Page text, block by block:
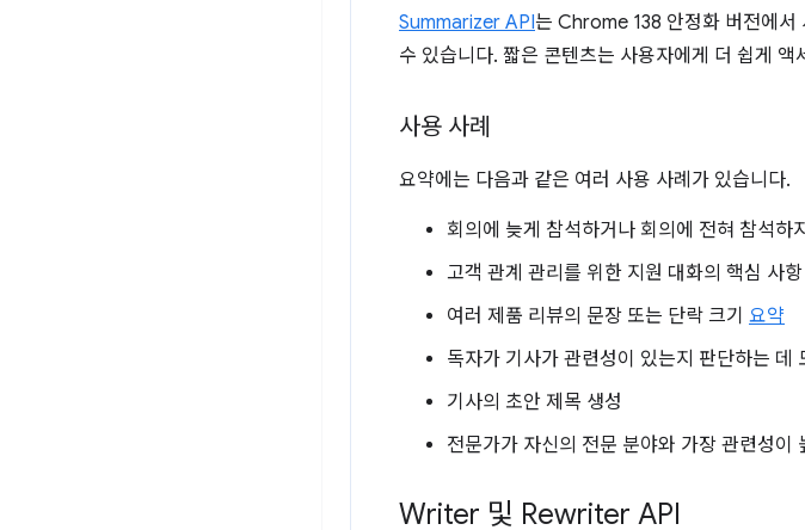
Summarizer API는 Chrome 138 안정화 버전에서
수 있습니다. 짧은 콘텐츠는 사용자에게 더 쉽게 액
사용 사례
요약에는 다음과 같은 여러 사용 사례가 있습니다.
회의에 늦게 참석하거나 회의에 전혀 참석하
고객 관계 관리를 위한 지원 대화의 핵심 사항
여러 제품 리뷰의 문장 또는 단락 크기 요약
독자가 기사가 관련성이 있는지 판단하는 데
기사의 초안 제목 생성
전문가가 자신의 전문 분야와 가장 관련성
Writer 및 Rewriter API